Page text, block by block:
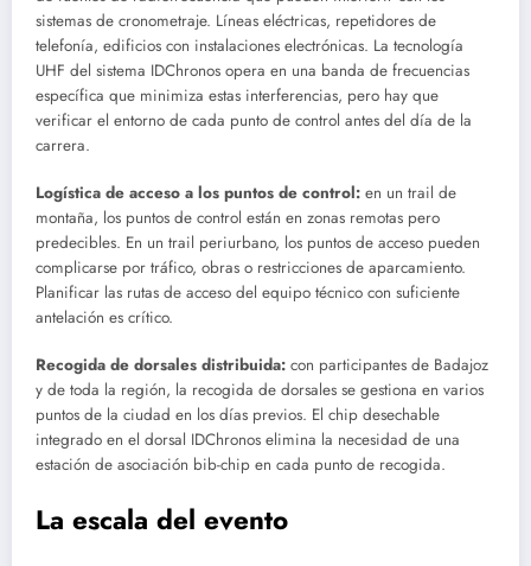
sistemas de cronometraje. Líneas eléctricas, repetidores de
telefonía, edificios con instalaciones electrónicas. La tecnología
UHF del sistema IDChronos opera en una banda de frecuencias
específica que minimiza estas interferencias, pero hay que
verificar el entorno de cada punto de control antes del día de la
carrera.
Logística de acceso a los puntos de control: en un trail de
montaña, los puntos de control están en zonas remotas pero
predecibles. En un trail periurbano, los puntos de acceso pueden
complicarse por tráfico, obras o restricciones de aparcamiento.
Planificar las rutas de acceso del equipo técnico con suficiente
antelación es crítico.
Recogida de dorsales distribuida: con participantes de Badajoz
y de toda la región, la recogida de dorsales se gestiona en varios
puntos de la ciudad en los días previos. El chip desechable
integrado en el dorsal IDChronos elimina la necesidad de una
estación de asociación bib-chip en cada punto de recogida.
La escala del evento